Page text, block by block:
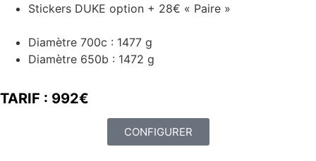
Stickers DUKE option + 28€ « Paire »
Diamètre 700c : 1477 g
Diamètre 650b : 1472 g
TARIF : 992€
CONFIGURER